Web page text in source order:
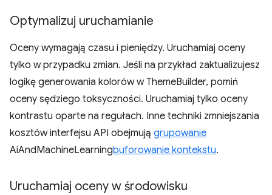
Optymalizuj uruchamianie
Oceny wymagają czasu i pieniędzy. Uruchamiaj oceny
tylko w przypadku zmian. Jeśli na przykład zaktualizujesz
logikę generowania kolorów w ThemeBuilder, pomiń
oceny sędziego toksyczności. Uruchamiaj tylko oceny
kontrastu oparte na regułach. Inne techniki zmniejszania
kosztów interfejsu API obejmują grupowanie
AiAndMachineLearningbuforowanie kontekstu.
Uruchamiaj oceny w środowisku